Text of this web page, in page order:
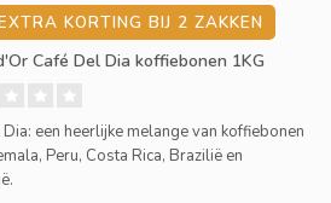
KORTING BIJ 2 ZAKKEN
Café Del Dia koffiebonen 1KG
een heerlijke melange van koffiebonen
Peru, Costa Rica, Brazilië en